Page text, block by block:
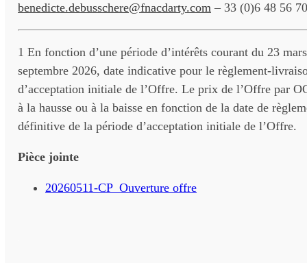
benedicte.debusschere@fnacdarty.com – 33 (0)6 48 56
1 En fonction d’une période d’intérêts courant du 23
septembre 2026, date indicative pour le règlement-
d’acceptation initiale de l’Offre. Le prix de l’Offre par
à la hausse ou à la baisse en fonction de la date de
définitive de la période d’acceptation initiale de l’Offre.
Pièce jointe
20260511-CP_Ouverture offre